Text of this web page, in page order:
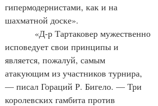
гипермодернистами, как и на
шахматной доске».
исповедует свои принципы и
является, пожалуй, самым
атакующим из участников турнира,
— писал Гораций Р. Бигело. — Три
королевских гамбита против